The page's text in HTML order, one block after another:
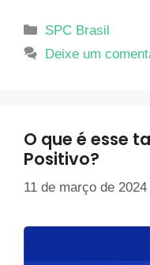
SPC Brasil
Deixe um
O que é esse
Positivo?
11 de março de 2024